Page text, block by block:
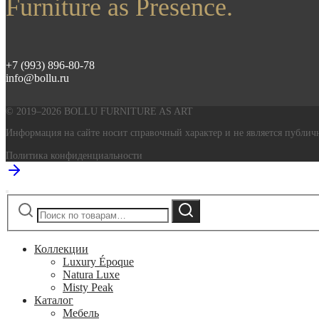
Furniture as Presence.
+7 (993) 896-80-78
info@bollu.ru
© 2019–2026 BOLLU FURNITURE AS ART
Информация на сайте носит справочный характер и не является
Политика конфиденциальности
Искать:
Поиск
Коллекции
Luxury Époque
Natura Luxe
Misty Peak
Каталог
Мебель